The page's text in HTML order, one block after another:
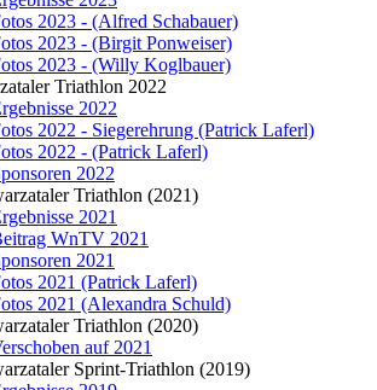
2023 - (Alfred Schabauer)
2023 - (Birgit Ponweiser)
2023 - (Willy Koglbauer)
Triathlon 2022
2022
2022 - Siegerehrung (Patrick Laferl)
2022 - (Patrick Laferl)
2022
Triathlon (2021)
2021
WnTV 2021
2021
2021 (Patrick Laferl)
2021 (Alexandra Schuld)
Triathlon (2020)
auf 2021
Sprint-Triathlon (2019)